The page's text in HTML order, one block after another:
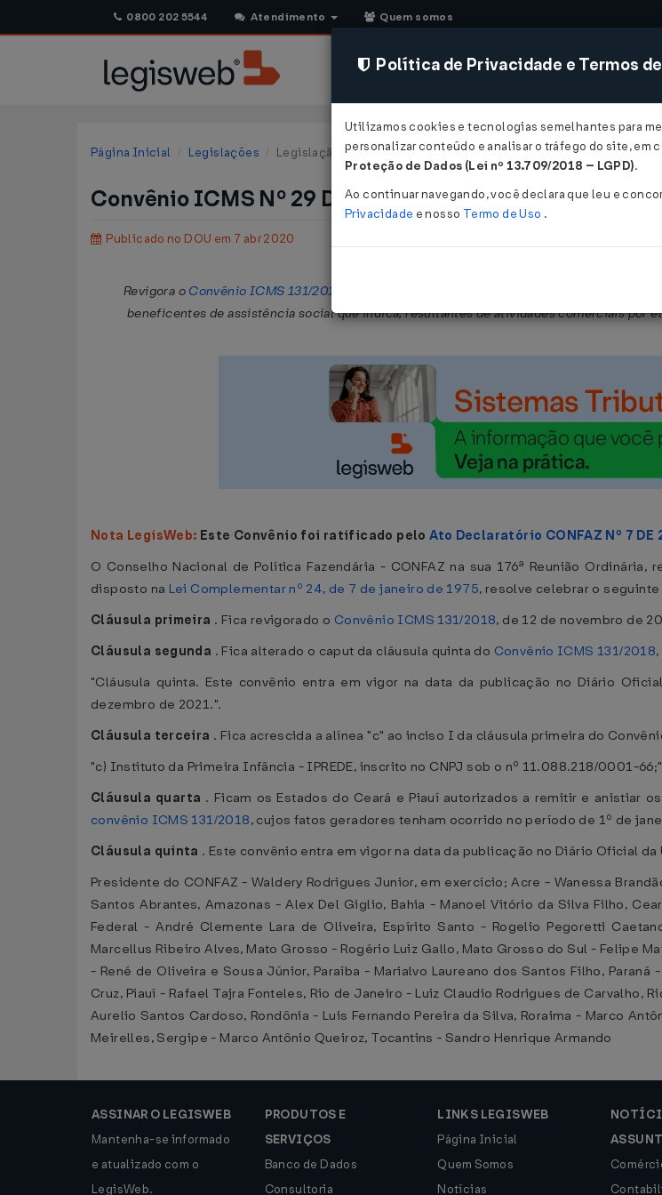
0800 202 5544 Atendimento Quem somos
CONSULTORIA SISTEMAS
Página Inicial Legislações Legislação Federal
Convênio ICMS Nº 29 DE 03/04/2020
Publicado no DOU em 7 abr 2020
Revigora o Convênio ICMS 131/2018
, que autoriza os Estados que menciona a conceder
beneficentes de assistência social que indica, resultantes de atividades comerciais por
Nota LegisWeb: Este Convênio foi ratificado peloAto Declaratório CONFAZ Nº 7 DE
O Conselho Nacional de Política Fazendária - CONFAZ na sua 176ª Reunião
disposto na Lei Complementar nº 24, de 7 de janeiro de 1975, resolve celebrar o seguinte
Cláusula primeira . Fica revigorado o Convênio ICMS 131/2018, de 12 de novembro de
Cláusula segunda . Fica alterado o caput da cláusula quinta do Convênio ICMS 131/2018
"Cláusula quinta. Este convênio entra em vigor na data da publicação no Diário
dezembro de 2021.".
Cláusula terceira . Fica acrescida a alínea "c" ao inciso I da cláusula primeira do
"c) Instituto da Primeira Infância - IPREDE, inscrito no CNPJ sob o nº 11.088.218/0001-
Cláusula quarta . Ficam os Estados do Ceará e Piauí autorizados a remitir e anistiar
convênio ICMS 131/2018, cujos fatos geradores tenham ocorrido no período de 1º de
Cláusula quinta . Este convênio entra em vigor na data da publicação no Diário Oficial
Presidente do CONFAZ - Waldery Rodrigues Junior, em exercício; Acre - Wanessa
Santos Abrantes, Amazonas - Alex Del Giglio, Bahia - Manoel Vitório da Silva Filho,
Federal - André Clemente Lara de Oliveira, Espírito Santo - Rogelio Pegoretti
Marcellus Ribeiro Alves, Mato Grosso - Rogério Luiz Gallo, Mato Grosso do Sul - Felipe
- René de Oliveira e Sousa Júnior, Paraíba - Marialvo Laureano dos Santos Filho,
Cruz, Piauí - Rafael Tajra Fonteles, Rio de Janeiro - Luiz Claudio Rodrigues de Carvalho,
Aurelio Santos Cardoso, Rondônia - Luis Fernando Pereira da Silva, Roraima - Marco
Meirelles, Sergipe - Marco Antônio Queiroz, Tocantins - Sandro Henrique Armando
ASSINAR O LEGISWEB
Mantenha-se informado
e atualizado com o
LegisWeb.
PRODUTOS E
SERVIÇOS
Banco de Dados
Consultoria
LINKS LEGISWEB
Página Inicial
Quem Somos
Notícias
Política de Privacidade e Termos
Utilizamos cookies e tecnologias semelhantes para
personalizar conteúdo e analisar o tráfego do site, em
Proteção de Dados (Lei nº 13.709/2018 – LGPD).
Ao continuar navegando, você declara que leu e
Privacidade e nosso Termo de Uso .